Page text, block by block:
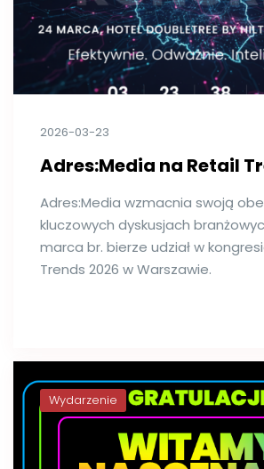
2026-03-23
Adres:Media na Retail
Adres:Media wzmacnia swoją
kluczowych dyskusjach
marca br. bierze udział w
Trends 2026 w Warszawie.
Wydarzenie